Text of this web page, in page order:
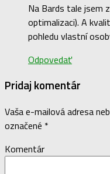
Na Bards tale jsem
optimalizaci). A
pohledu vlastní
Odpovedať
Pridaj komentár
Vaša e-mailová adresa
označené *
Komentár